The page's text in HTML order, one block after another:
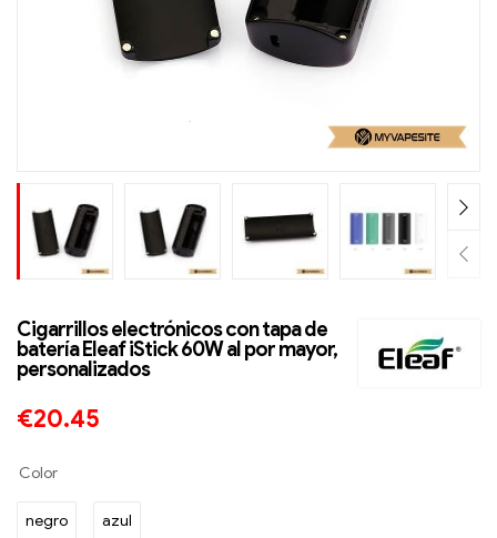
Cigarrillos electrónicos con tapa de
batería Eleaf iStick 60W al por mayor,
personalizados
€20.45
Color
negro azul